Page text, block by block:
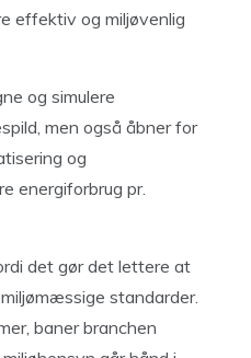
effektiv og miljøvenlig
og simulere
men også åbner for
og
energiforbrug pr.
det gør det lettere at
standarder.
baner branchen